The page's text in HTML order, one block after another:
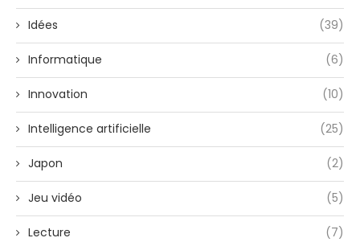
Idées (39)
Informatique (6)
Innovation (10)
Intelligence artificielle (25)
Japon (2)
Jeu vidéo (5)
Lecture (7)